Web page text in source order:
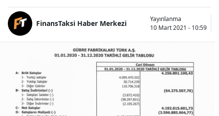
FinansTaksi Haber Merkezi
Yayınlanma
10 Mart 2021 - 10:59